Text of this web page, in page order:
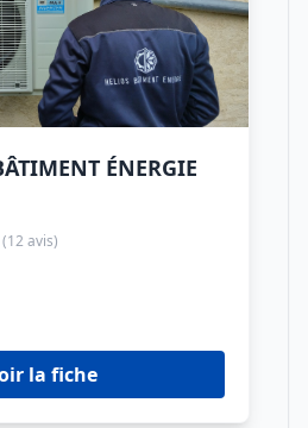
ÉNERGIE
(12 avis)
la fiche